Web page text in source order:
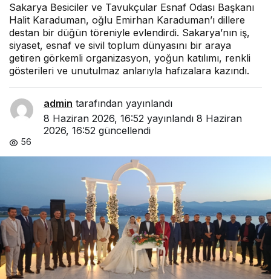
Sakarya Besiciler ve Tavukçular Esnaf Odası Başkanı
Halit Karaduman, oğlu Emirhan Karaduman’ı dillere
destan bir düğün töreniyle evlendirdi. Sakarya’nın iş,
siyaset, esnaf ve sivil toplum dünyasını bir araya
getiren görkemli organizasyon, yoğun katılımı, renkli
gösterileri ve unutulmaz anlarıyla hafızalara kazındı.
admin tarafından yayınlandı
8 Haziran 2026, 16:52 yayınlandı 8 Haziran
2026, 16:52 güncellendi
56